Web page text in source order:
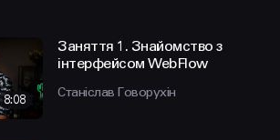
8:08
Заняття 1. Знайомство з
інтерфейсом WebFlow
Станіслав Говорухін